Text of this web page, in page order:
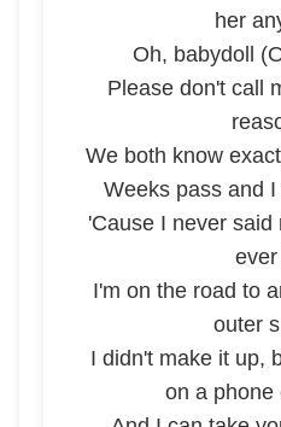
her
Oh, babydoll
Please don't call
We both know
Weeks pass and
'Cause I never
I'm on the road to
outer
I didn't make it up,
on a phone